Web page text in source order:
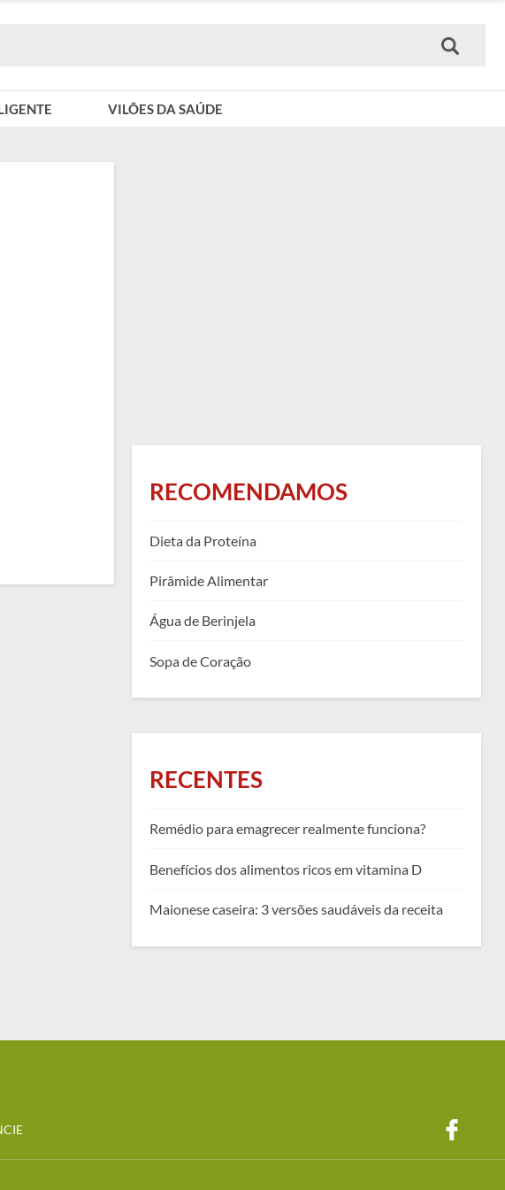
VILÕES DA SAÚDE
RECOMENDAMOS
Dieta da Proteína
Pirâmide Alimentar
Água de Berinjela
Sopa de Coração
RECENTES
Remédio para emagrecer realmente funciona?
Benefícios dos alimentos ricos em vitamina D
Maionese caseira: 3 versões saudáveis da receita